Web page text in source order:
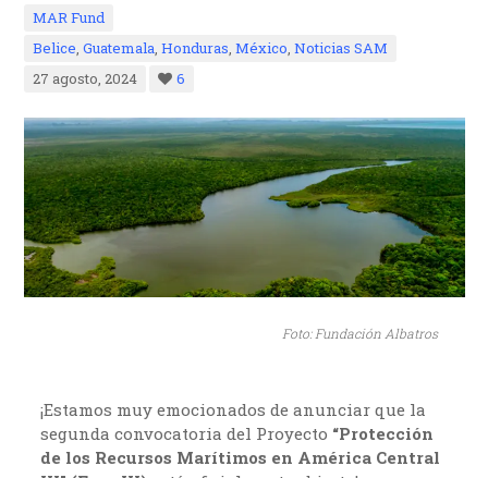
MAR Fund
Belice,Guatemala,Honduras,México,Noticias SAM
27 agosto, 2024
6
Foto: Fundación Albatros
¡Estamos muy emocionados de anunciar que la
segunda convocatoria del Proyecto “Protección
de los Recursos Marítimos en América Central